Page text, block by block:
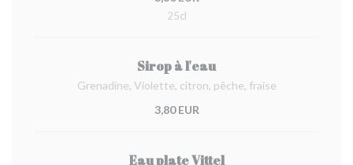
25cl
Sirop à l'eau
Grenadine, Violette, citron, pêche, fraise
3,80 EUR
Eau plate Vittel